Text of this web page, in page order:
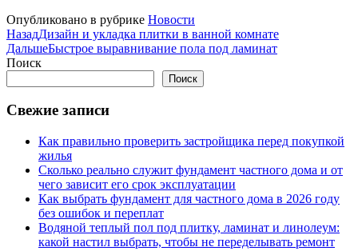
Опубликовано в рубрике Новости
НазадДизайн и укладка плитки в ванной комнате
ДальшеБыстрое выравнивание пола под ламинат
Поиск
Поиск
Свежие записи
Как правильно проверить застройщика перед покупкой
жилья
Сколько реально служит фундамент частного дома и от
чего зависит его срок эксплуатации
Как выбрать фундамент для частного дома в 2026 году
без ошибок и переплат
Водяной теплый пол под плитку, ламинат и линолеум:
какой настил выбрать, чтобы не переделывать ремонт